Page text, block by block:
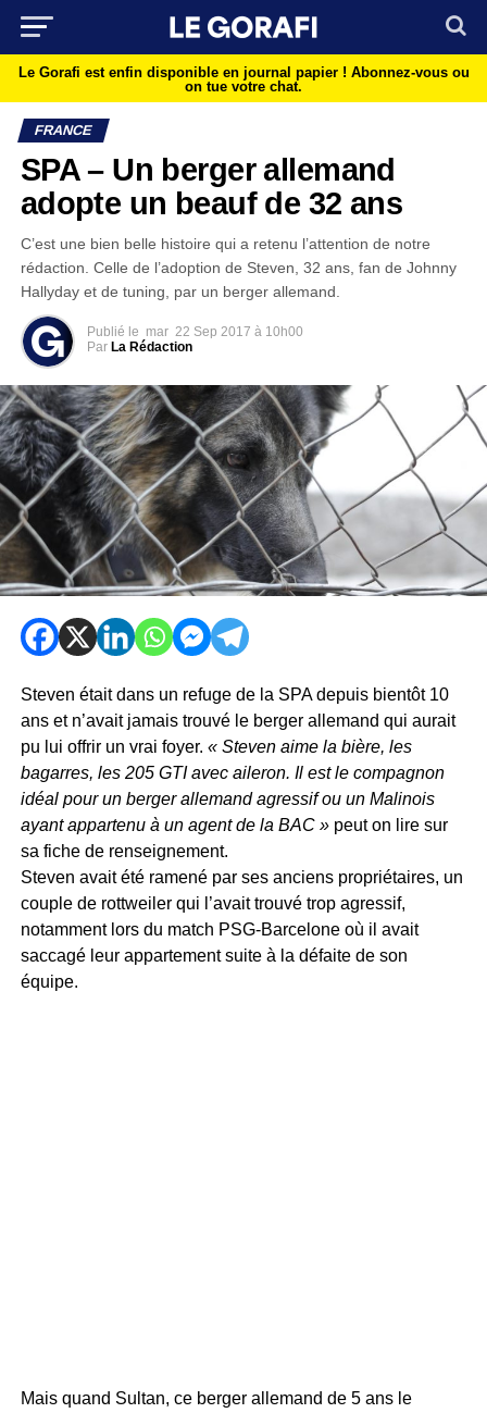
Le Gorafi est enfin disponible en journal papier ! Abonnez-vous ou
on tue votre chat.
FRANCE
SPA – Un berger allemand
adopte un beauf de 32 ans
C’est une bien belle histoire qui a retenu l’attention de notre
rédaction. Celle de l’adoption de Steven, 32 ans, fan de Johnny
Hallyday et de tuning, par un berger allemand.
Publié le mar 22 Sep 2017 à 10h00
Par La Rédaction
Steven était dans un refuge de la SPA depuis bientôt 10
ans et n’avait jamais trouvé le berger allemand qui aurait
pu lui offrir un vrai foyer. « Steven aime la bière, les
bagarres, les 205 GTI avec aileron. Il est le compagnon
idéal pour un berger allemand agressif ou un Malinois
ayant appartenu à un agent de la BAC »peut on lire sur
sa fiche de renseignement.
Steven avait été ramené par ses anciens propriétaires, un
couple de rottweiler qui l’avait trouvé trop agressif,
notamment lors du match PSG-Barcelone où il avait
saccagé leur appartement suite à la défaite de son
équipe.
Mais quand Sultan, ce berger allemand de 5 ans le